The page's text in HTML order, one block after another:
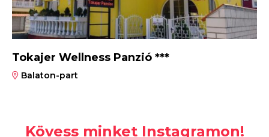
Tokajer Wellness Panzió ***
Balaton-part
Kövess minket Instagramon!